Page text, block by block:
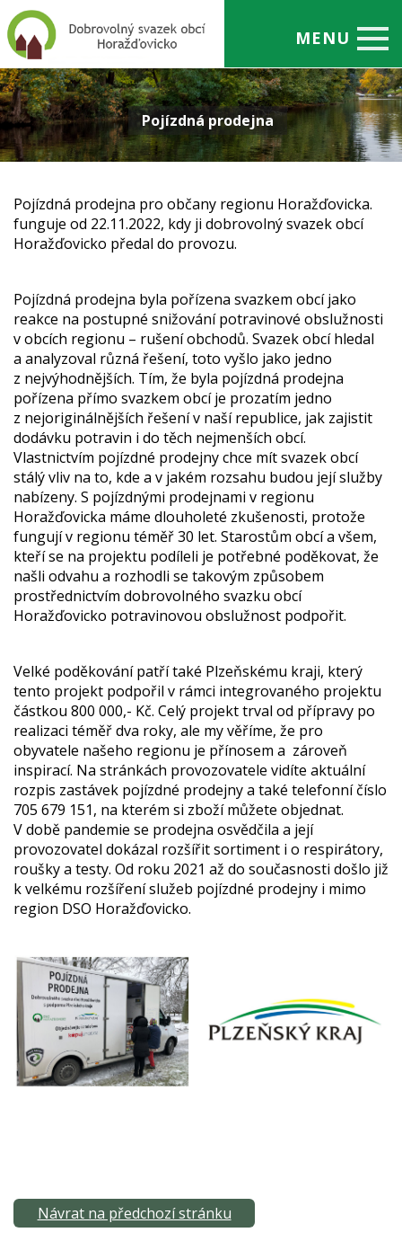
MENU
Úvod
O nás
Odpady
Projekty
Členské obce
Zajímavosti
Kontakty
Pojízdná prodejna
Pojízdná prodejna pro občany regionu Horažďovicka.
funguje od 22.11.2022, kdy ji dobrovolný svazek obcí
Horažďovicko předal do provozu.
Pojízdná prodejna byla pořízena svazkem obcí jako
reakce na postupné snižování potravinové obslužnosti
v obcích regionu – rušení obchodů. Svazek obcí hledal
a analyzoval různá řešení, toto vyšlo jako jedno
z nejvýhodnějších. Tím, že byla pojízdná prodejna
pořízena přímo svazkem obcí je prozatím jedno
z nejoriginálnějších řešení v naší republice, jak zajistit
dodávku potravin i do těch nejmenších obcí.
Vlastnictvím pojízdné prodejny chce mít svazek obcí
stálý vliv na to, kde a v jakém rozsahu budou její služby
nabízeny. S pojízdnými prodejnami v regionu
Horažďovicka máme dlouholeté zkušenosti, protože
fungují v regionu téměř 30 let. Starostům obcí a všem,
kteří se na projektu podíleli je potřebné poděkovat, že
našli odvahu a rozhodli se takovým způsobem
prostřednictvím dobrovolného svazku obcí
Horažďovicko potravinovou obslužnost podpořit.
Velké poděkování patří také Plzeňskému kraji, který
tento projekt podpořil v rámci integrovaného projektu
částkou 800 000,- Kč. Celý projekt trval od přípravy po
realizaci téměř dva roky, ale my věříme, že pro
obyvatele našeho regionu je přínosem a zároveň
inspirací. Na stránkách provozovatele vidíte aktuální
rozpis zastávek pojízdné prodejny a také telefonní číslo
705 679 151, na kterém si zboží můžete objednat.
V době pandemie se prodejna osvědčila a její
provozovatel dokázal rozšířit sortiment i o respirátory,
roušky a testy. Od roku 2021 až do současnosti došlo již
k velkému rozšíření služeb pojízdné prodejny i mimo
region DSO Horažďovicko.
Návrat na předchozí stránku